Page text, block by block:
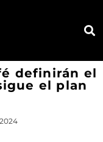
definirán el
el plan